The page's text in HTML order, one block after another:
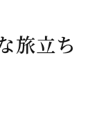
旅立ち